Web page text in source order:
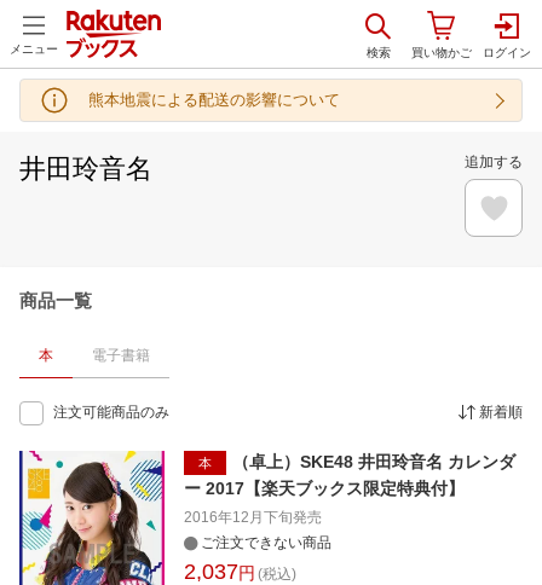
メニュー
熊本地震による配送の影響について
井田玲音名 追加する
商品一覧
本 電子書籍
注文可能商品のみ 新着順
本
（卓上）SKE48 井田玲音名 カレンダ
ー 2017【楽天ブックス限定特典付】
2016年12月下旬発売
ご注文できない商品
2,037円 (税込)